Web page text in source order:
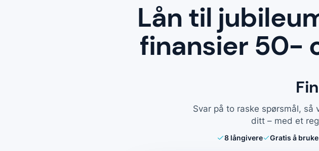
Lån til
finansier 50-
Svar på to raske spørsmål,
ditt – med et
8långivere Gratis å bruke